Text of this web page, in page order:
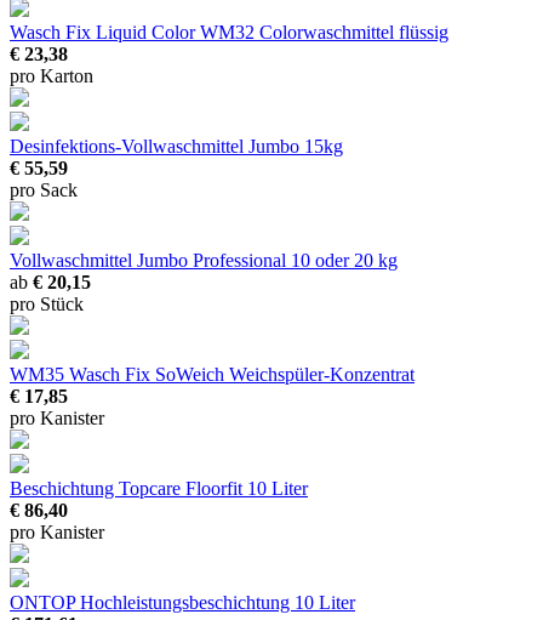
Wasch Fix Liquid Color WM32 Colorwaschmittel flüssig
€ 23,38
pro Karton
Desinfektions-Vollwaschmittel Jumbo 15kg
€ 55,59
pro Sack
Vollwaschmittel Jumbo Professional 10 oder 20 kg
ab € 20,15
pro Stück
WM35 Wasch Fix SoWeich Weichspüler-Konzentrat
€ 17,85
pro Kanister
Beschichtung Topcare Floorfit 10 Liter
€ 86,40
pro Kanister
ONTOP Hochleistungsbeschichtung 10 Liter